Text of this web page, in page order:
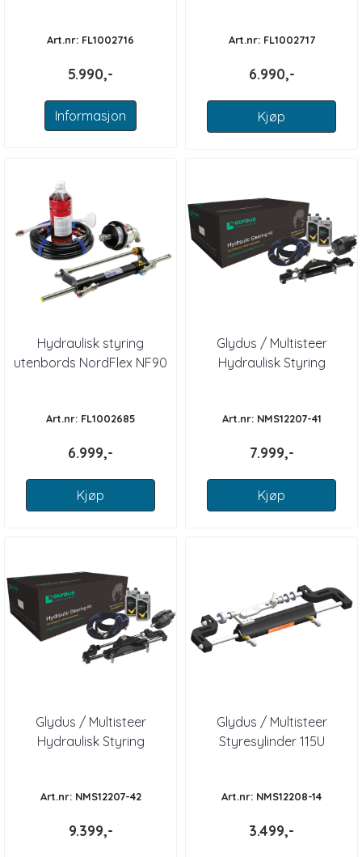
Art.nr: FL1002716
5.990,-
Informasjon
Art.nr: FL1002717
6.990,-
Kjøp
Hydraulisk styring
utenbords NordFlex NF90
Art.nr: FL1002685
6.999,-
Kjøp
Glydus / Multisteer
Hydraulisk Styring
Art.nr: NMS12207-41
7.999,-
Kjøp
Glydus / Multisteer
Hydraulisk Styring
Art.nr: NMS12207-42
9.399,-
Glydus / Multisteer
Styresylinder 115U
Art.nr: NMS12208-14
3.499,-